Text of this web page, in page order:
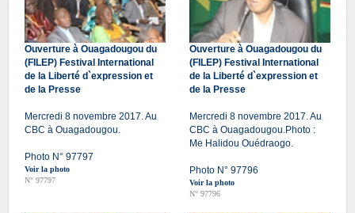
Ouverture à Ouagadougou du
(FILEP) Festival International
de la Liberté d`expression et
de la Presse
Mercredi 8 novembre 2017. Au
CBC à Ouagadougou.
Photo N° 97797
Voir la photo
N° 97797
Ouverture à Ouagadougou du
(FILEP) Festival International
de la Liberté d`expression et
de la Presse
Mercredi 8 novembre 2017. Au
CBC à Ouagadougou.Photo :
Me Halidou Ouédraogo.
Photo N° 97796
Voir la photo
N° 97796